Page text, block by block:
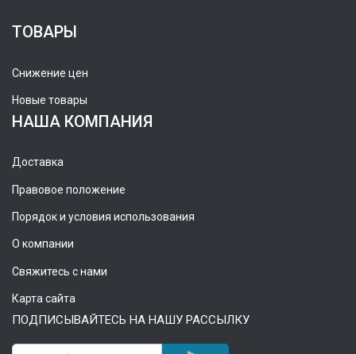
ТОВАРЫ
Снижение цен
Новые товары
НАША КОМПАНИЯ
Доставка
Правовое положение
Порядок и условия использования
О компании
Свяжитесь с нами
Карта сайта
ПОДПИСЫВАЙТЕСЬ НА НАШУ РАССЫЛКУ